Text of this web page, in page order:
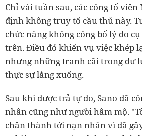
Chỉ vài tuần sau, các công tố
định không truy tố cầu thủ này.
chức năng không công bố lý do
trên. Điều đó khiến vụ việc khép
nhưng những tranh cãi trong dư
thực sự lắng xuống.
Sau khi được trả tự do, Sano đã
nhân cũng như người hâm mộ.
chân thành tới nạn nhân vì đã